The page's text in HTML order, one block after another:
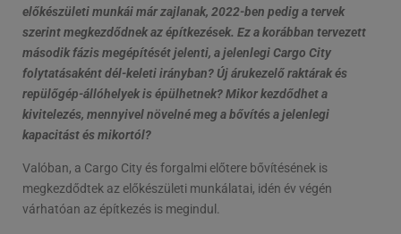
előkészületi munkái már zajlanak, 2022-ben pedig a tervek
szerint megkezdődnek az építkezések. Ez a korábban tervezett
második fázis megépítését jelenti, a jelenlegi Cargo City
folytatásaként dél-keleti irányban? Új árukezelő raktárak és
repülőgép-állóhelyek is épülhetnek? Mikor kezdődhet a
kivitelezés, mennyivel növelné meg a bővítés a jelenlegi
kapacitást és mikortól?
Valóban, a Cargo City és forgalmi előtere bővítésének is
megkezdődtek az előkészületi munkálatai, idén év végén
várhatóan az építkezés is megindul.